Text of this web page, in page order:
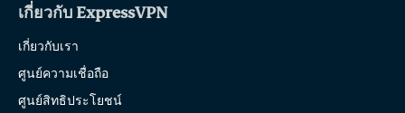
เกี่ยวกับ ExpressVPN
เกี่ยวกับเรา
ศูนย์ความเชื่อถือ
ศูนย์สิทธิประโยชน์